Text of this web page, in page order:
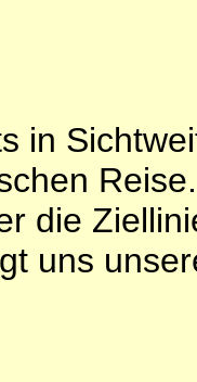
in
die
uns